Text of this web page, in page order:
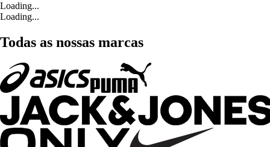
Loading...
Loading...
Todas as nossas marcas